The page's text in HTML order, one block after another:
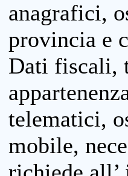
anagrafici,
provincia e
Dati fiscali,
telematici,
mobile,